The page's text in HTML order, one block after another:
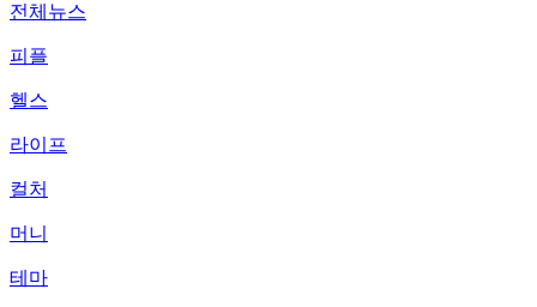
전체뉴스
피플
헬스
라이프
컬처
머니
테마